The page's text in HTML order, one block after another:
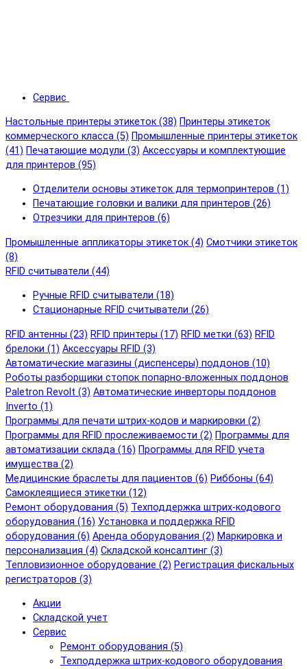
Сервис
Настольные принтеры этикеток (38) Принтеры этикеток
коммерческого класса (5) Промышленные принтеры этикеток
(41) Печатающие модули (3) Аксессуары и комплектующие
для принтеров (95)
Отделители основы этикеток для термопринтеров (1)
Печатающие головки и валики для принтеров (26)
Отрезчики для принтеров (6)
Промышленные аппликаторы этикеток (4) Смотчики этикеток
(8)
RFID cчитыватели (44)
Ручные RFID cчитыватели (18)
Стационарные RFID cчитыватели (26)
RFID антенны (23) RFID принтеры (17) RFID метки (63) RFID
брелоки (1) Аксессуары RFID (3)
Автоматические магазины (диспенсеры) поддонов (10)
Роботы разборщики стопок попарно-вложенных поддонов
Paletron Revolt (3) Автоматические инверторы поддонов
Inverto (1)
Программы для печати штрих-кодов и маркировки (2)
Программы для RFID прослеживаемости (2) Программы для
автоматизации склада (16) Программы для RFID учета
имущества (2)
Медицинские браслеты для пациентов (6) Риббоны (64)
Самоклеящиеся этикетки (12)
Ремонт оборудования (5) Техподдержка штрих-кодового
оборудования (16) Установка и поддержка RFID
оборудования (6) Аренда оборудования (2) Маркировка и
персонализация (4) Складской консалтинг (3)
Тепловизионное оборудование (2) Регистрация фискальных
регистраторов (3)
Акции
Складской учет
Сервис
Ремонт оборудования (5)
Техподдержка штрих-кодового оборудования